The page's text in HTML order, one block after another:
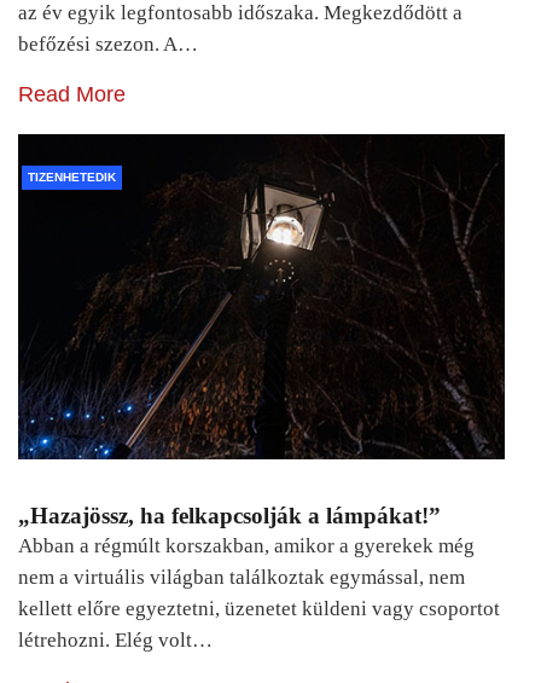
az év egyik legfontosabb időszaka. Megkezdődött a
befőzési szezon. A…
Read More
TIZENHETEDIK
„Hazajössz, ha felkapcsolják a lámpákat!”
Abban a régmúlt korszakban, amikor a gyerekek még
nem a virtuális világban találkoztak egymással, nem
kellett előre egyeztetni, üzenetet küldeni vagy csoportot
létrehozni. Elég volt…